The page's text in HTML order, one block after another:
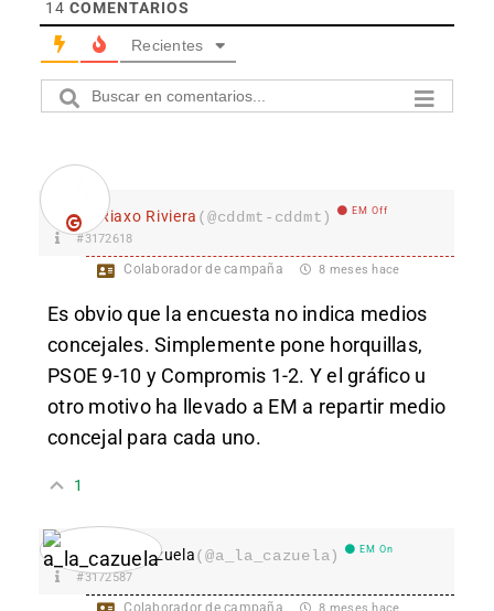
14 COMENTARIOS
Recientes
Riaxo Riviera (@cddmt-cddmt) EM Off
#3172618
Colaborador de campaña 8 meses hace
Es obvio que la encuesta no indica medios
concejales. Simplemente pone horquillas,
PSOE 9-10 y Compromis 1-2. Y el gráfico u
otro motivo ha llevado a EM a repartir medio
concejal para cada uno.
1
a_la_cazuela(@a_la_cazuela) EM On
#3172587
Colaborador de campaña 8 meses hace